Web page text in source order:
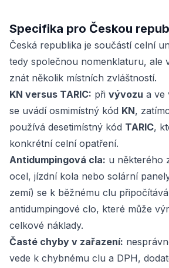
Specifika pro Českou
Česká republika je součástí celní
tedy společnou nomenklaturu, ale
znát několik místních zvláštností.
KN versus TARIC: při vývozu a ve
se uvádí osmimístný kód KN,
používá desetimístný kód TARIC,
konkrétní celní opatření.
Antidumpingová cla: u některého
ocel, jízdní kola nebo solární
zemí) se k běžnému clu
antidumpingové clo, které může
celkové náklady.
Časté chyby v zařazení:
vede k chybnému clu a DPH,